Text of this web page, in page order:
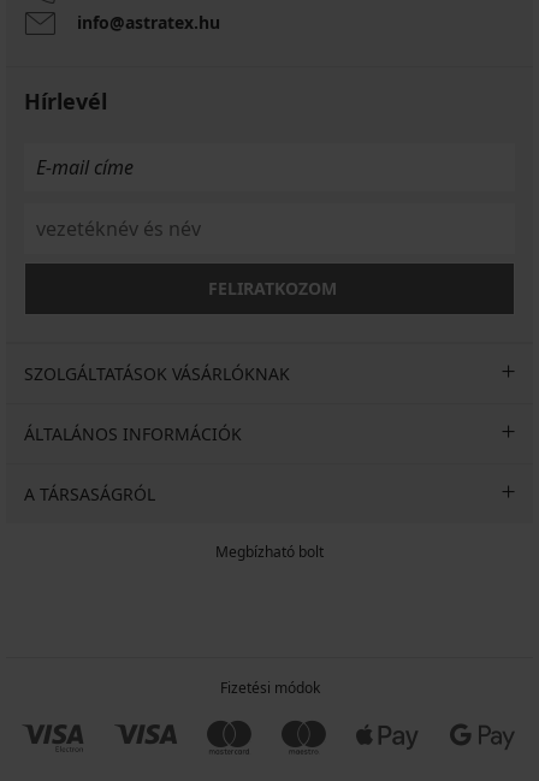
info@astratex.hu
Hírlevél
FELIRATKOZOM
SZOLGÁLTATÁSOK VÁSÁRLÓKNAK
ÁLTALÁNOS INFORMÁCIÓK
A TÁRSASÁGRÓL
Megbízható bolt
Fizetési módok